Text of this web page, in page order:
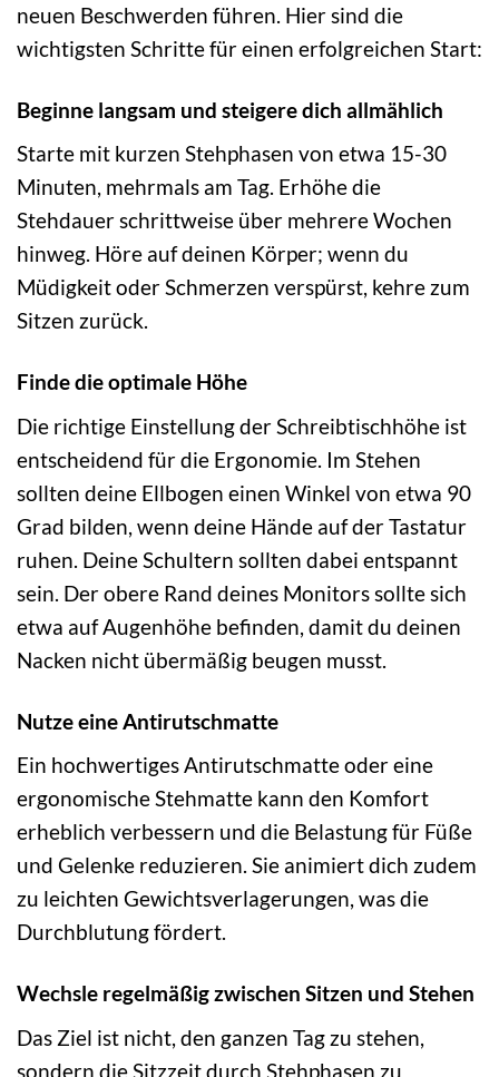
neuen Beschwerden führen. Hier sind die
wichtigsten Schritte für einen erfolgreichen Start:
Beginne langsam und steigere dich allmählich
Starte mit kurzen Stehphasen von etwa 15-30
Minuten, mehrmals am Tag. Erhöhe die
Stehdauer schrittweise über mehrere Wochen
hinweg. Höre auf deinen Körper; wenn du
Müdigkeit oder Schmerzen verspürst, kehre zum
Sitzen zurück.
Finde die optimale Höhe
Die richtige Einstellung der Schreibtischhöhe ist
entscheidend für die Ergonomie. Im Stehen
sollten deine Ellbogen einen Winkel von etwa 90
Grad bilden, wenn deine Hände auf der Tastatur
ruhen. Deine Schultern sollten dabei entspannt
sein. Der obere Rand deines Monitors sollte sich
etwa auf Augenhöhe befinden, damit du deinen
Nacken nicht übermäßig beugen musst.
Nutze eine Antirutschmatte
Ein hochwertiges Antirutschmatte oder eine
ergonomische Stehmatte kann den Komfort
erheblich verbessern und die Belastung für Füße
und Gelenke reduzieren. Sie animiert dich zudem
zu leichten Gewichtsverlagerungen, was die
Durchblutung fördert.
Wechsle regelmäßig zwischen Sitzen und Stehen
Das Ziel ist nicht, den ganzen Tag zu stehen,
sondern die Sitzzeit durch Stehphasen zu